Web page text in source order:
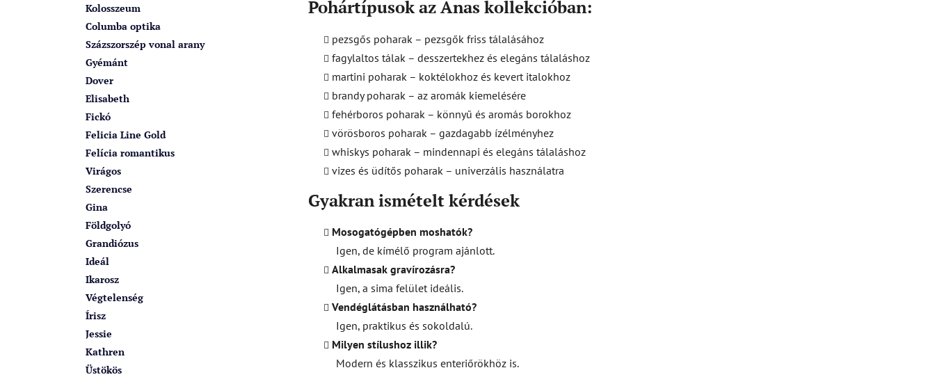
Kolosszeum
Columba optika
Százszorszép vonal arany
Gyémánt
Dover
Elisabeth
Fickó
Felicia Line Gold
Felícia romantikus
Virágos
Szerencse
Gina
Földgolyó
Grandiózus
Ideál
Ikarosz
Végtelenség
Írisz
Jessie
Kathren
Üstökös
Pohártípusok az Anas kollekcióban:
pezsgős poharak – pezsgők friss tálalásához
fagylaltos tálak – desszertekhez és elegáns tálaláshoz
martini poharak – koktélokhoz és kevert italokhoz
brandy poharak – az aromák kiemelésére
fehérboros poharak – könnyű és aromás borokhoz
vörösboros poharak – gazdagabb ízélményhez
whiskys poharak – mindennapi és elegáns tálaláshoz
vizes és üdítős poharak – univerzális használatra
Gyakran ismételt kérdések
Mosogatógépben moshatók?
Igen, de kímélő program ajánlott.
Alkalmasak gravírozásra?
Igen, a sima felület ideális.
Vendéglátásban használható?
Igen, praktikus és sokoldalú.
Milyen stílushoz illik?
Modern és klasszikus enteriőrökhöz is.